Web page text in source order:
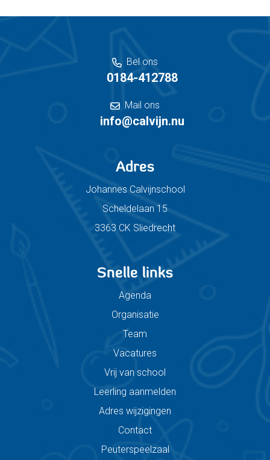
Bel ons
0184-412788
Mail ons
info@calvijn.nu
Adres
Johannes Calvijnschool
Scheldelaan 15
3363 CK Sliedrecht
Snelle links
Agenda
Organisatie
Team
Vacatures
Vrij van school
Leerling aanmelden
Adres wijzigingen
Contact
Peuterspeelzaal